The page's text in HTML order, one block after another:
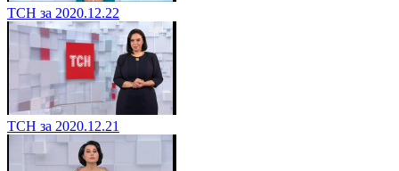
ТСН за 2020.12.22
ТСН за 2020.12.21